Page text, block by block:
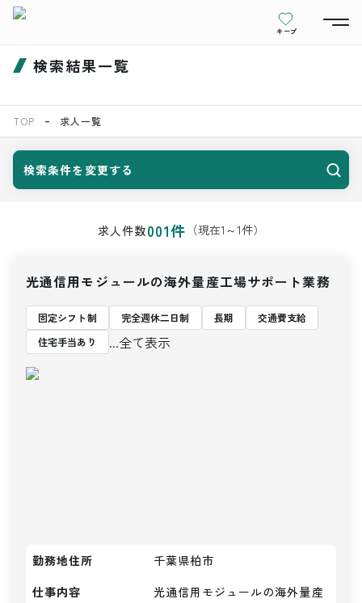
キープ
検索結果一覧
TOP 求人一覧
検索条件を変更する
求人件数001件 （現在1 ～1件）
光通信用モジュールの海外量産工場サポート業務
固定シフト制 完全週休二日制 長期
交通費支給
住宅手当あり
...全て表示
勤務地住所
千葉県柏市
仕事内容
光通信用モジュールの海外量産